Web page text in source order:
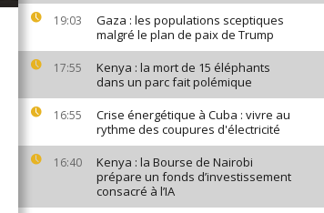
19:03
Gaza : les populations sceptiques
malgré le plan de paix de Trump
17:55
Kenya : la mort de 15 éléphants
dans un parc fait polémique
16:55
Crise énergétique à Cuba : vivre au
rythme des coupures d'électricité
16:40
Kenya : la Bourse de Nairobi
prépare un fonds d’investissement
consacré à l’IA